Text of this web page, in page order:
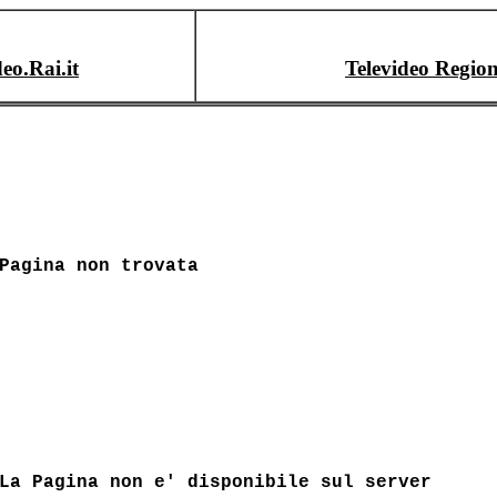
Televideo
Pagina non trovata
La Pagina non e' disponibile sul server